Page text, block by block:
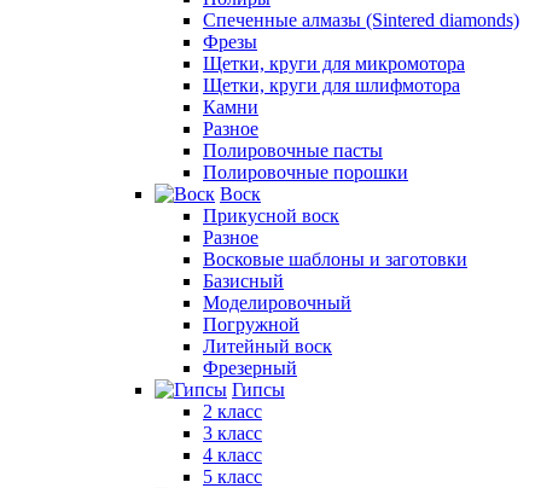
Спеченные алмазы (Sintered diamonds)
Фрезы
Щетки, круги для микромотора
Щетки, круги для шлифмотора
Камни
Разное
Полировочные пасты
Полировочные порошки
Воск
Прикусной воск
Разное
Восковые шаблоны и заготовки
Базисный
Моделировочный
Погружной
Литейный воск
Фрезерный
Гипсы
2 класс
3 класс
4 класс
5 класс